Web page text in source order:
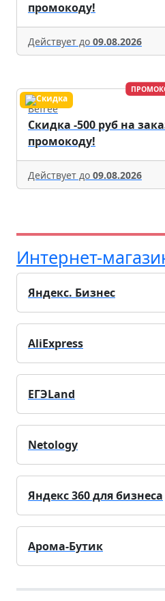
промокоду!
Действует до 09.08.2026
Befree
Скидка -500 руб на
промокоду!
Действует до 09.08.2026
Интернет-
Яндекс. Бизнес
AliExpress
ЕГЭLand
Netology
Яндекс 360 для бизнеса
Арома-Бутик